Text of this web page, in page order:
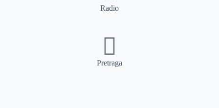
Radio
Pretraga